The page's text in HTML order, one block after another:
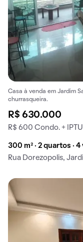
Casa à venda em Jardim
churrasqueira.
R$ 630.000
R$ 600 Condo. + IPTU
300 m² · 2 quartos · 4
Rua Dorezopolis,